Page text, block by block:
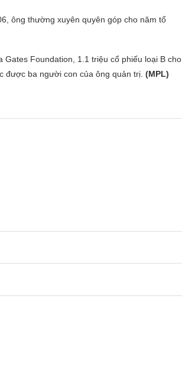
ông thường xuyên quyên góp cho năm tổ
Gates Foundation, 1.1 triệu cổ phiếu loại B cho
được ba người con của ông quản trị. (MPL)